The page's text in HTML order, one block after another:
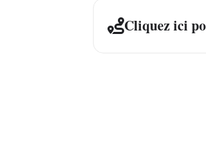
Cliquez ici